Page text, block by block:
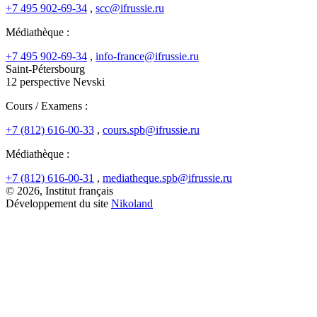
+7 495 902-69-34 , scc@ifrussie.ru
Médiathèque :
+7 495 902-69-34 , info-france@ifrussie.ru
Saint-Pétersbourg
12 perspective Nevski
Cours / Examens :
+7 (812) 616-00-33 , cours.spb@ifrussie.ru
Médiathèque :
+7 (812) 616-00-31 , mediatheque.spb@ifrussie.ru
© 2026, Institut français
Développement du site Nikoland